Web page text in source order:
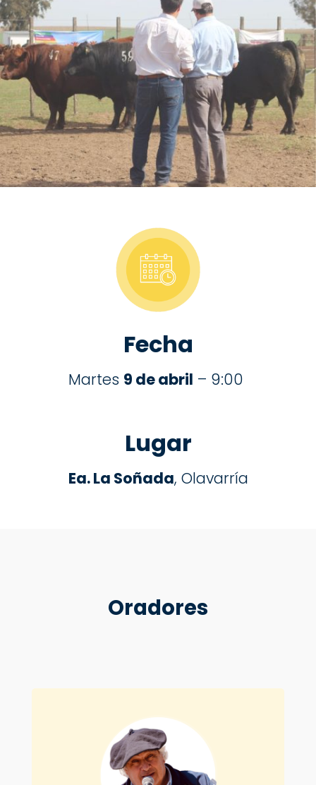
Fecha
Martes 9 de abril – 9:00
Lugar
Ea. La Soñada, Olavarría
Oradores